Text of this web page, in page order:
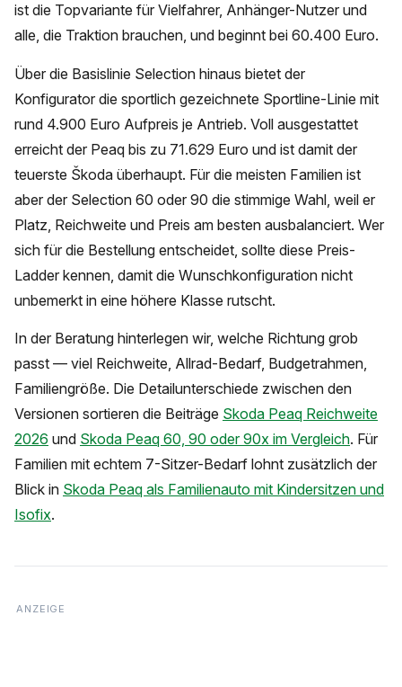
ist die Topvariante für Vielfahrer, Anhänger-Nutzer und
alle, die Traktion brauchen, und beginnt bei 60.400 Euro.
Über die Basislinie Selection hinaus bietet der
Konfigurator die sportlich gezeichnete Sportline-Linie mit
rund 4.900 Euro Aufpreis je Antrieb. Voll ausgestattet
erreicht der Peaq bis zu 71.629 Euro und ist damit der
teuerste Škoda überhaupt. Für die meisten Familien ist
aber der Selection 60 oder 90 die stimmige Wahl, weil er
Platz, Reichweite und Preis am besten ausbalanciert. Wer
sich für die Bestellung entscheidet, sollte diese Preis-
Ladder kennen, damit die Wunschkonfiguration nicht
unbemerkt in eine höhere Klasse rutscht.
In der Beratung hinterlegen wir, welche Richtung grob
passt — viel Reichweite, Allrad-Bedarf, Budgetrahmen,
Familiengröße. Die Detailunterschiede zwischen den
Versionen sortieren die Beiträge Skoda Peaq Reichweite
2026 und Skoda Peaq 60, 90 oder 90x im Vergleich. Für
Familien mit echtem 7-Sitzer-Bedarf lohnt zusätzlich der
Blick in Skoda Peaq als Familienauto mit Kindersitzen und
Isofix.